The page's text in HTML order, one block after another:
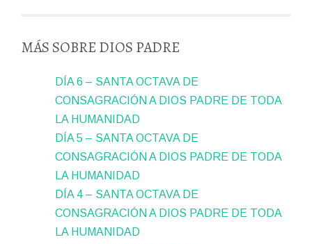
MÁS SOBRE DIOS PADRE
DÍA 6 – SANTA OCTAVA DE
CONSAGRACIÓN A DIOS PADRE DE TODA
LA HUMANIDAD
DÍA 5 – SANTA OCTAVA DE
CONSAGRACIÓN A DIOS PADRE DE TODA
LA HUMANIDAD
DÍA 4 – SANTA OCTAVA DE
CONSAGRACIÓN A DIOS PADRE DE TODA
LA HUMANIDAD